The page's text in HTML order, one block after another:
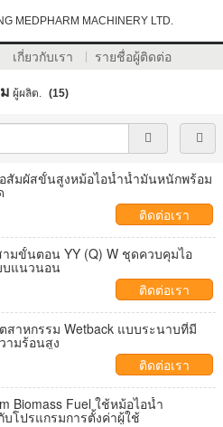
MEDPHARM MACHINERY LTD.
เกี่ยวกับเรา รายชื่อผู้ติดต่อ
ผู้ผลิต. (15)
สัมผัสขั้นสูงหม้อไอน้ำน้ำมันหนักพร้อม
ติดต่อเรา
มขั้นตอน YY (Q) W ชุดควบคุมไอ
บแนวนอน
ติดต่อเรา
สาหกรรม Wetback แบบระนาบที่มี
ามร้อนสูง
ติดต่อเรา
Biomass Fuel ใช้หม้อไอน้ำ
โปรแกรมการตั้งค่าผู้ใช้